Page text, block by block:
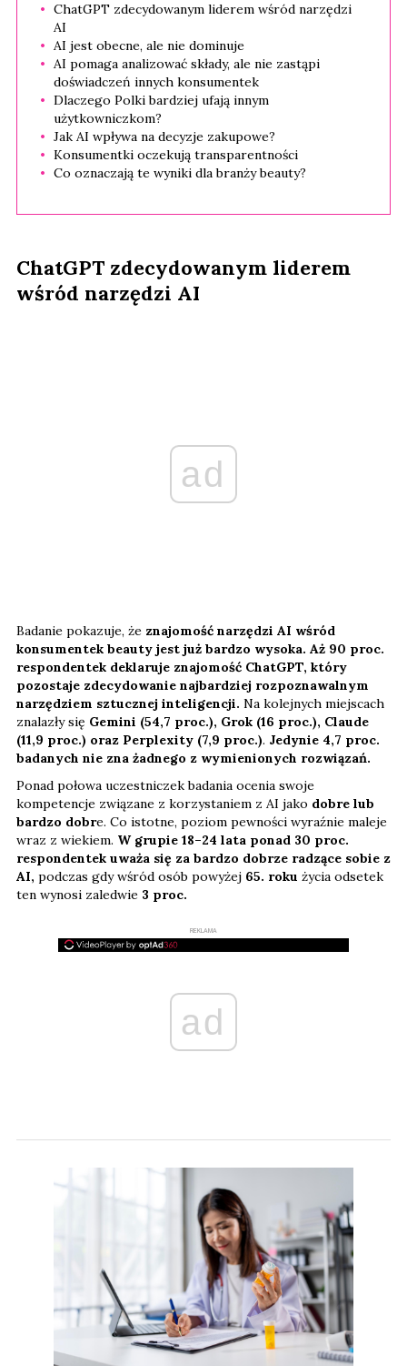
ChatGPT zdecydowanym liderem wśród narzędzi
AI
AI jest obecne, ale nie dominuje
AI pomaga analizować składy, ale nie zastąpi
doświadczeń innych konsumentek
Dlaczego Polki bardziej ufają innym
użytkowniczkom?
Jak AI wpływa na decyzje zakupowe?
Konsumentki oczekują transparentności
Co oznaczają te wyniki dla branży beauty?
ChatGPT zdecydowanym liderem
wśród narzędzi AI
ad
Badanie pokazuje, że znajomość narzędzi AI wśród
konsumentek beauty jest już bardzo wysoka. Aż 90 proc.
respondentek deklaruje znajomość ChatGPT, który
pozostaje zdecydowanie najbardziej rozpoznawalnym
narzędziem sztucznej inteligencji. Na kolejnych miejscach
znalazły się Gemini (54,7 proc.), Grok (16 proc.), Claude
(11,9 proc.) oraz Perplexity (7,9 proc.). Jedynie 4,7 proc.
badanych nie zna żadnego z wymienionych rozwiązań.
Ponad połowa uczestniczek badania ocenia swoje
kompetencje związane z korzystaniem z AI jako dobre lub
bardzo dobre. Co istotne, poziom pewności wyraźnie maleje
wraz z wiekiem. W grupie 18–24 lata ponad 30 proc.
respondentek uważa się za bardzo dobrze radzące sobie z
AI, podczas gdy wśród osób powyżej 65. roku życia odsetek
ten wynosi zaledwie 3 proc.
REKLAMA
ad